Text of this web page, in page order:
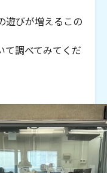
遊びが増えるこの
て調べてみてくだ